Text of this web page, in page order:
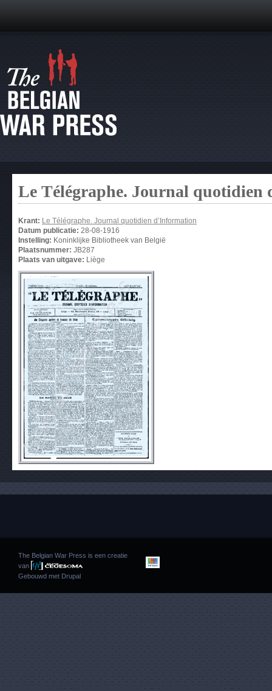
Le Télégraphe. Journal quotidien
Krant: Le Télégraphe. Journal quotidien d’Information
Datum publicatie: 28-08-1916
Instelling: Koninklijke Bibliotheek van België
Plaatsnummer: JB287
Plaats van uitgave: Liège
The Belgian War Press is een creatie
van
Gebouwd met Drupal